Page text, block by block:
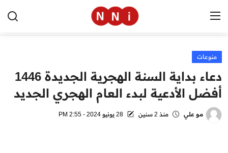
الرئيسية
اخبار مصر
العالم
منوعات
دعاء بداية السنة الهجرية الجديدة 1446
أفضل الأدعية لبدء العام الهجري الجديد
مو علي منذ 2 سنين 28 يونيو 2024 - 2:55 PM